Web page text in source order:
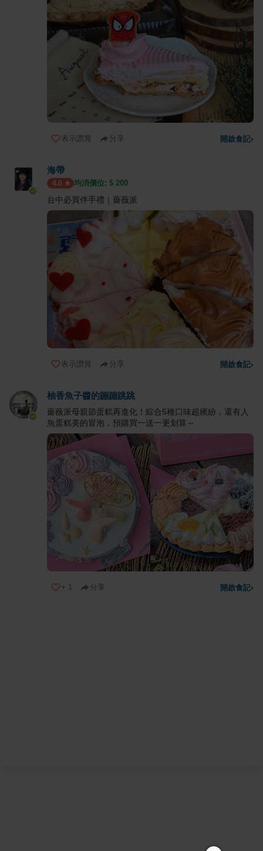
表示讚賞 分享 開啟食記›
海帶
4.0 均消價位: $ 200
台中必買伴手禮｜薔薇派
表示讚賞 分享 開啟食記›
柚香魚子醬的蹦蹦跳跳
薔薇派母親節蛋糕再進化！綜合5種口味超繽紛，還有人
魚蛋糕美的冒泡，預購買一送一更划算～
+ 1 分享 開啟食記›